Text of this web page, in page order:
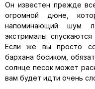
Он известен прежде
огромной дюне,
напоминающий шум
экстрималы
Если же вы просто
бархана босиком,
солнце песок может
вам будет идти очень